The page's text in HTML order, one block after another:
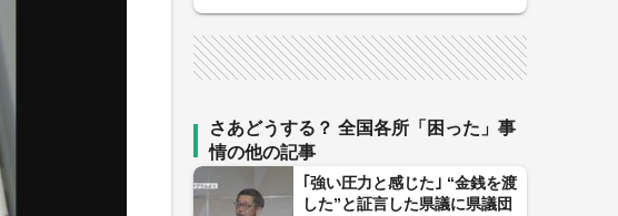
さあどうする？ 全国各所「困った」事
情の他の記事
｢強い圧力と感じた｣ “金銭を渡
した”と証言した県議に県議団